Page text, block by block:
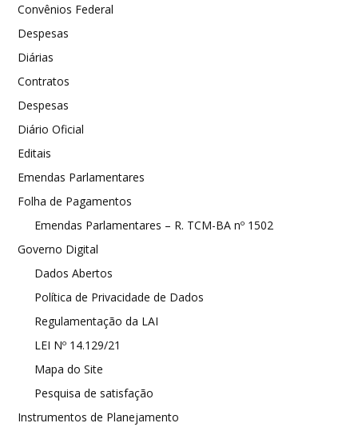
Convênios Federal
Despesas
Diárias
Contratos
Despesas
Diário Oficial
Editais
Emendas Parlamentares
Folha de Pagamentos
Emendas Parlamentares – R. TCM-BA nº 1502
Governo Digital
Dados Abertos
Política de Privacidade de Dados
Regulamentação da LAI
LEI Nº 14.129/21
Mapa do Site
Pesquisa de satisfação
Instrumentos de Planejamento